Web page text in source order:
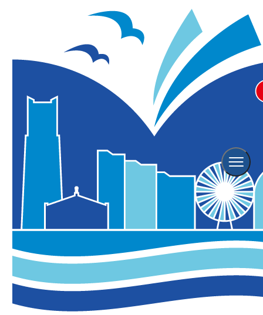
横浜観光TOP
陸海空 横浜をのりもので楽しむ
港内観光船の紹介
爽やかな潮風を感じながら眺める横浜・・・横浜を海
から楽しむには港内観光船が一番！！
船上で楽しむロマンティックな夜景、エンターテイメ
ント、美食の数々・・・いつもとは違う新しい横浜の
魅力に出会えます。
マリーンルージュ